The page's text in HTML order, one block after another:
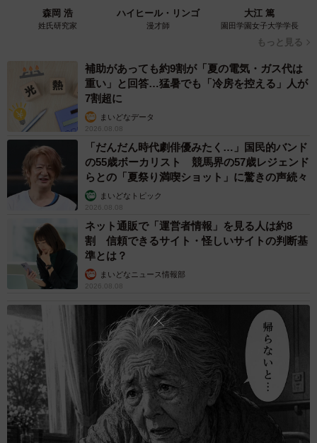
どこに行ったのか分からなくなってしまいました。発見し
たのが23時30分だったので、かれこれ9時間も行方不明に
最近、よく動くようになったという＝rika et demiさん
（@majomirutam）提供
ーー外も探しましたか。
森岡 浩
姓氏研究家
ハイヒール・リンゴ
漫才師
大江 篤
園田学園女子大学学長
もっと見る
補助があっても約9割が「夏の電気・ガス代は
重い」と回答…猛暑でも「冷房を控える」人が
7割超に
まいどなデータ
2026.08.08
「だんだん時代劇俳優みたく…」国民的バンド
の55歳ボーカリスト 競馬界の57歳レジェンド
らとの「夏祭り満喫ショット」に驚きの声続々
まいどなトピック
2026.08.08
ネット通販で「運営者情報」を見る人は約8
割 信頼できるサイト・怪しいサイトの判断基
準とは？
まいどなニュース情報部
2026.08.08